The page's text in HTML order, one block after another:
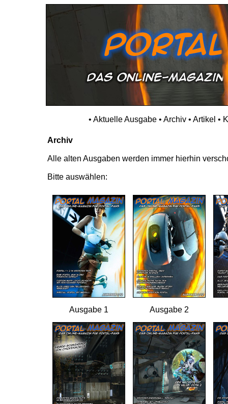
• Aktuelle Ausgabe• Archiv• Artikel •
Archiv
Alle alten Ausgaben werden immer hierhin
Bitte auswählen:
Ausgabe 1 Ausgabe 2